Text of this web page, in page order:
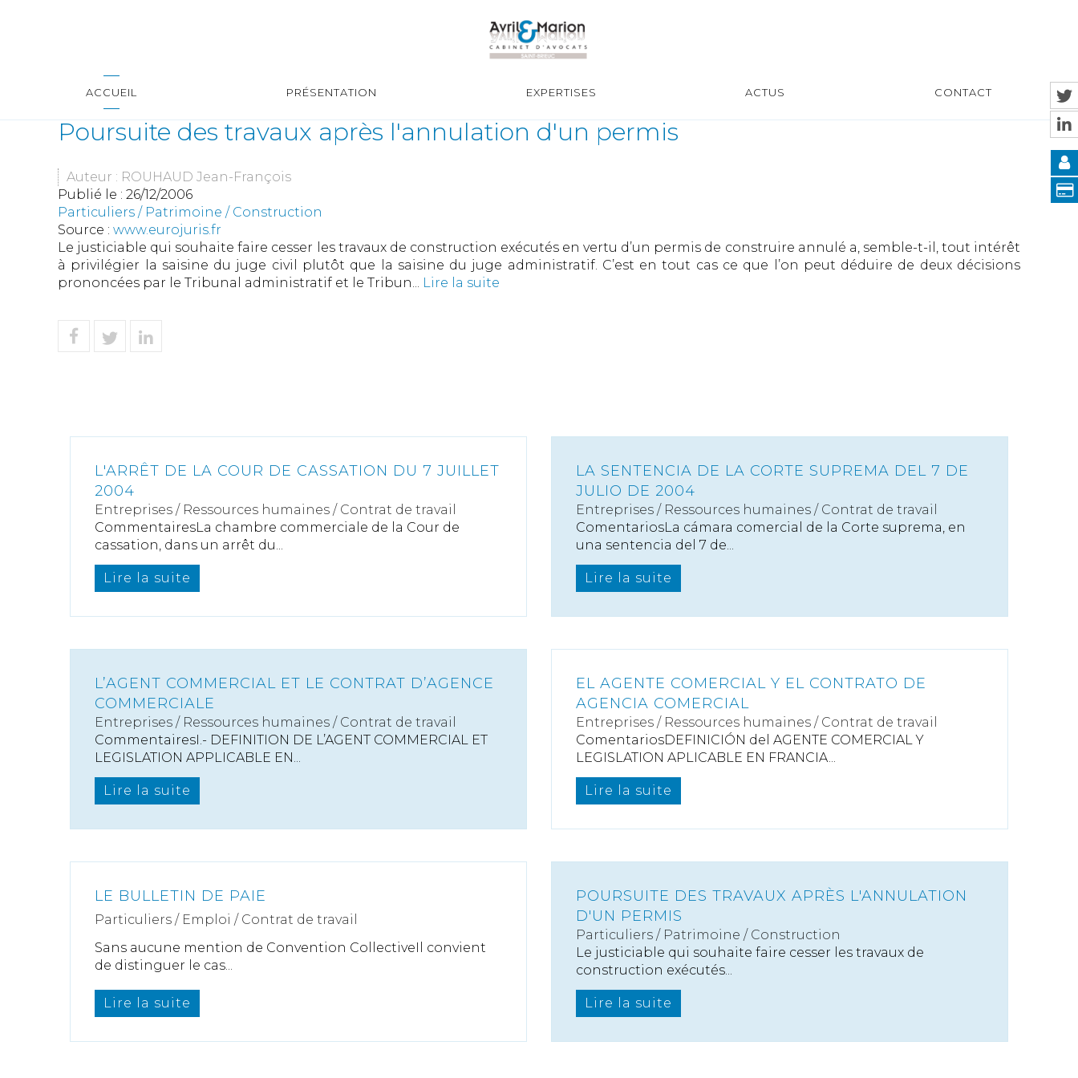
ACCUEIL PRÉSENTATION EXPERTISES ACTUS CONTACT
Poursuite des travaux après l'annulation d'un permis
Auteur : ROUHAUD Jean-François
Publié le : 26/12/2006
Particuliers / Patrimoine / Construction
Source : www.eurojuris.fr
Le justiciable qui souhaite faire cesser les travaux de construction exécutés en vertu d’un permis de construire annulé a, semble-t-il, tout intérêt
à privilégier la saisine du juge civil plutôt que la saisine du juge administratif. C’est en tout cas ce que l’on peut déduire de deux décisions
prononcées par le Tribunal administratif et le Tribun... Lire la suite
L'ARRÊT DE LA COUR DE CASSATION DU 7 JUILLET
2004
Entreprises / Ressources humaines / Contrat de travail
CommentairesLa chambre commerciale de la Cour de
cassation, dans un arrêt du...
Lire la suite
LA SENTENCIA DE LA CORTE SUPREMA DEL 7 DE
JULIO DE 2004
Entreprises / Ressources humaines / Contrat de travail
ComentariosLa cámara comercial de la Corte suprema, en
una sentencia del 7 de...
Lire la suite
L’AGENT COMMERCIAL ET LE CONTRAT D’AGENCE
COMMERCIALE
Entreprises / Ressources humaines / Contrat de travail
CommentairesI.- DEFINITION DE L’AGENT COMMERCIAL ET
LEGISLATION APPLICABLE EN...
Lire la suite
EL AGENTE COMERCIAL Y EL CONTRATO DE
AGENCIA COMERCIAL
Entreprises / Ressources humaines / Contrat de travail
ComentariosDEFINICIÓN del AGENTE COMERCIAL Y
LEGISLATION APLICABLE EN FRANCIA...
Lire la suite
LE BULLETIN DE PAIE
Particuliers / Emploi / Contrat de travail
Sans aucune mention de Convention CollectiveIl convient
de distinguer le cas...
Lire la suite
POURSUITE DES TRAVAUX APRÈS L'ANNULATION
D'UN PERMIS
Particuliers / Patrimoine / Construction
Le justiciable qui souhaite faire cesser les travaux de
construction exécutés...
Lire la suite